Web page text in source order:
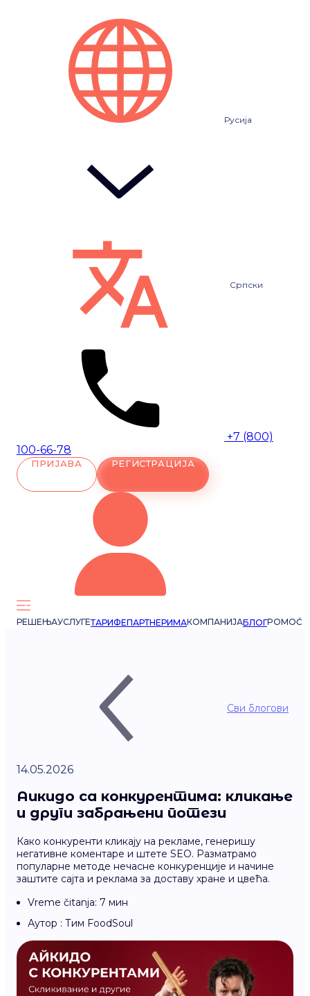
Русија
Српски
+7 (800)
100-66-78
ПРИЈАВА РЕГИСТРАЦИЈА
РЕШЕЊАУСЛУГЕТАРИФЕПАРТНЕРИМАКОМПАНИЈАБЛОГPOMOĆ
Сви блогови
14.05.2026
Аикидо са конкурентима: кликање
и други забрањени потези
Како конкуренти кликају на рекламе, генеришу
негативне коментаре и штете SEO. Разматрамо
популарне методе нечасне конкуренције и начине
заштите сајта и реклама за доставу хране и цвећа.
Vreme čitanja: 7 мин
Аутор : Тим FoodSoul